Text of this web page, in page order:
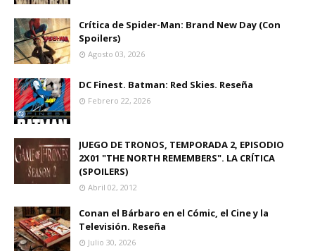
Crítica de Spider-Man: Brand New Day (Con
Spoilers)
Agosto 03, 2026
DC Finest. Batman: Red Skies. Reseña
Febrero 22, 2026
JUEGO DE TRONOS, TEMPORADA 2, EPISODIO
2X01 "THE NORTH REMEMBERS". LA CRÍTICA
(SPOILERS)
Abril 02, 2012
Conan el Bárbaro en el Cómic, el Cine y la
Televisión. Reseña
Julio 30, 2026